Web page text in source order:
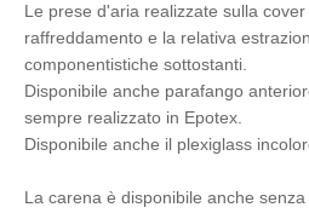
Le prese d'aria realizzate sulla
raffreddamento e la relativa
componentistiche sottostanti.
Disponibile anche parafango
sempre realizzato in Epotex.
Disponibile anche il plexiglass
La carena è disponibile anche